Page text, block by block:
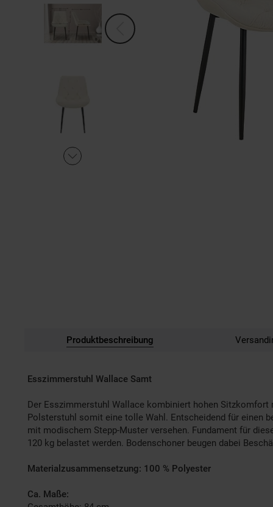
Produktbeschreibung
Esszimmerstuhl Wallace Samt
Der Esszimmerstuhl Wallace kombiniert hohen Sitzkomfort
Polsterstuhl somit eine tolle Wahl. Entscheidend für einen
mit modischem Stepp-Muster versehen. Fundament für
120 kg belastet werden. Bodenschoner beugen dabei
Materialzusammensetzung: 100 % Polyester
Ca. Maße: